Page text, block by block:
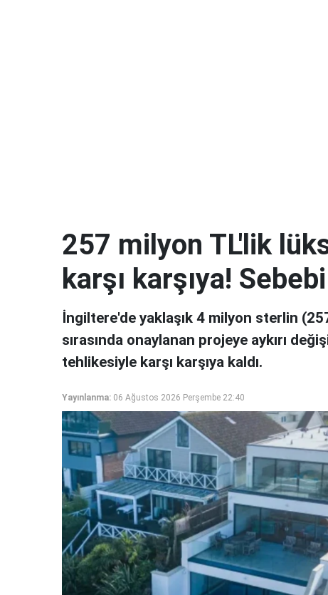
257 milyon TL'lik
karşı karşıya!
İngiltere'de yaklaşık 4 milyon sterlin
sırasında onaylanan projeye aykırı
tehlikesiyle karşı karşıya kaldı.
Yayınlanma: 06 Ağustos 2026 Perşembe 22:40